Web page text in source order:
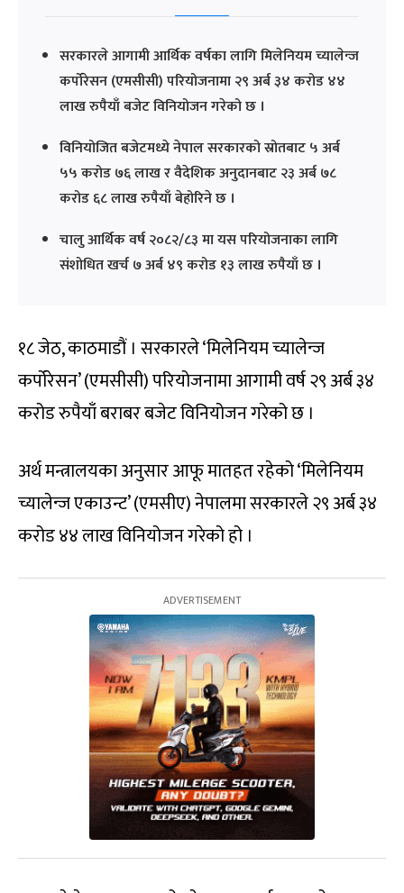
सरकारले आगामी आर्थिक वर्षका लागि मिलेनियम च्यालेन्ज
कर्पोरेसन (एमसीसी) परियोजनामा २९ अर्ब ३४ करोड ४४
लाख रुपैयाँ बजेट विनियोजन गरेको छ ।
विनियोजित बजेटमध्ये नेपाल सरकारको स्रोतबाट ५ अर्ब
५५ करोड ७६ लाख र वैदेशिक अनुदानबाट २३ अर्ब ७८
करोड ६८ लाख रुपैयाँ बेहोरिने छ ।
चालु आर्थिक वर्ष २०८२/८३ मा यस परियोजनाका लागि
संशोधित खर्च ७ अर्ब ४९ करोड १३ लाख रुपैयाँ छ ।
१८ जेठ, काठमाडौं । सरकारले ‘मिलेनियम च्यालेन्ज
कर्पोरेसन’ (एमसीसी) परियोजनामा आगामी वर्ष २९ अर्ब ३४
करोड रुपैयाँ बराबर बजेट विनियोजन गरेको छ ।
अर्थ मन्त्रालयका अनुसार आफू मातहत रहेको ‘मिलेनियम
च्यालेन्ज एकाउन्ट’ (एमसीए) नेपालमा सरकारले २९ अर्ब ३४
करोड ४४ लाख विनियोजन गरेको हो ।